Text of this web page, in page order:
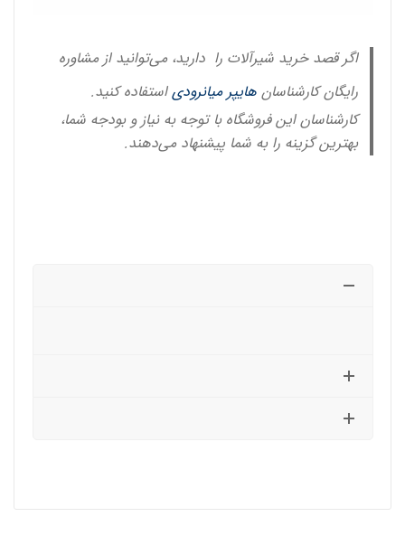
اگر قصد خرید شیرآلات را دارید، می‌توانید از مشاوره
رایگان کارشناسان هایپر میانرودیاستفاده کنید.
کارشناسان این فروشگاه با توجه به نیاز و بودجه شما،
بهترین گزینه را به شما پیشنهاد می‌دهند.